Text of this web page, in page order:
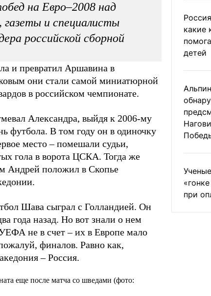
на Евро–2008 над
газеты и специалисты
российской сборной
и превратил Аршавина в
они стали самой миниатюрной
в российском чемпионате.
Александра, выйдя к 2006-му
футбола. В том году он в одиночку
место – помешали судьи,
гола в ворота ЦСКА. Тогда же
Андрей положил в Скопье
Шава сыграл с Голландией. Он
года назад. Но вот знали о нем
не в счет – их в Европе мало
финалов. Равно как,
– Россия.
еще после матча со шведами (фото:
какие
детей
при